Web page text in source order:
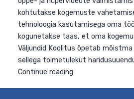
õpitoas, kus tutvustatakse
lahendusi – e-õpet,
õppe- ja hüpervideote
kohtutakse kogemuste
tehnoloogia kasutamisega
kogunetakse taas, et oma